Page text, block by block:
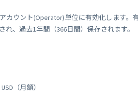
カウント(Operator)単位に有効化します。
、過去1年間（366日間）保存されます。
（月額）